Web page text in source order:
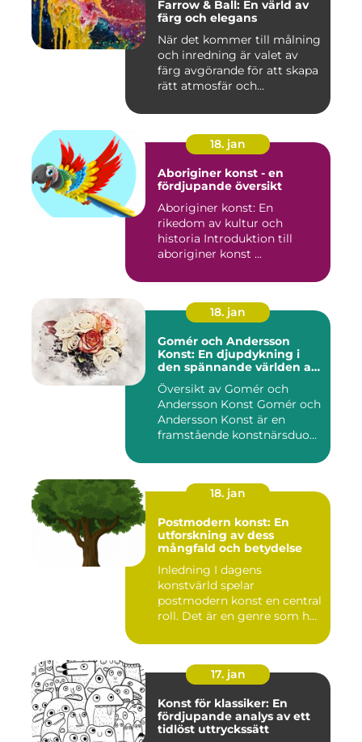
Farrow & Ball: En värld av
färg och elegans
När det kommer till målning
och inredning är valet av
färg avgörande för att skapa
rätt atmosfär och...
18. jan
Aboriginer konst - en
fördjupande översikt
Aboriginer konst: En
rikedom av kultur och
historia Introduktion till
aboriginer konst ...
18. jan
Gomér och Andersson
Konst: En djupdykning i
den spännande världen av
konst
Översikt av Gomér och
Andersson Konst Gomér och
Andersson Konst är en
framstående konstnärsduo
18. jan
Postmodern konst: En
utforskning av dess
mångfald och betydelse
Inledning I dagens
konstvärld spelar
postmodern konst en central
roll. Det är en genre som har
17. jan
Konst för klassiker: En
fördjupande analys av ett
tidlöst uttryckssätt